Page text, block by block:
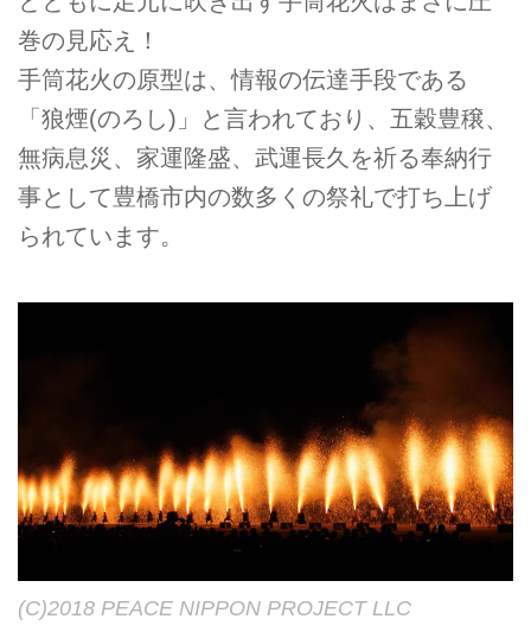
巻の見応え！
手筒花火の原型は、情報の伝達手段である
「狼煙(のろし)」と言われており、五穀豊穣、
無病息災、家運隆盛、武運長久を祈る奉納行
事として豊橋市内の数多くの祭礼で打ち上げ
られています。
(C)2018 PEACE NIPPON PROJECT LLC